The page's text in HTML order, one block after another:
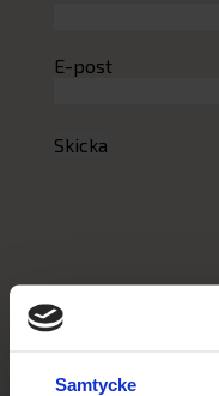
Samtycke
E-post
Skicka